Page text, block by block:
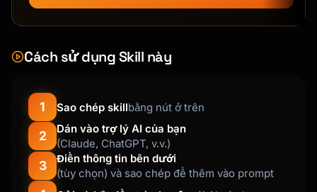
- No RMDs
## Your Profile
| Factor | Value |
|--------|-------|
| Current Age | X |
| Retirement Age | X |
Cách sử dụng Skill này
1 Sao chép skillbằng nút ở trên
2
Dán vào trợ lý AI của bạn
(Claude, ChatGPT, v.v.)
3
Điền thông tin bên dưới
(tùy chọn) và sao chép để thêm vào prompt